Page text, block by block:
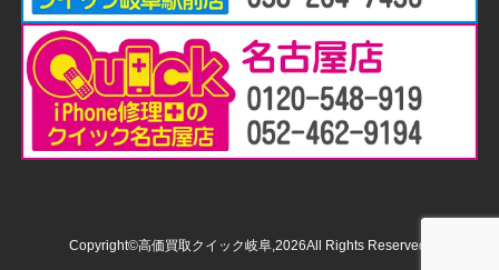
Copyright©高価買取クイック岐阜,2026All Rights Reserved.